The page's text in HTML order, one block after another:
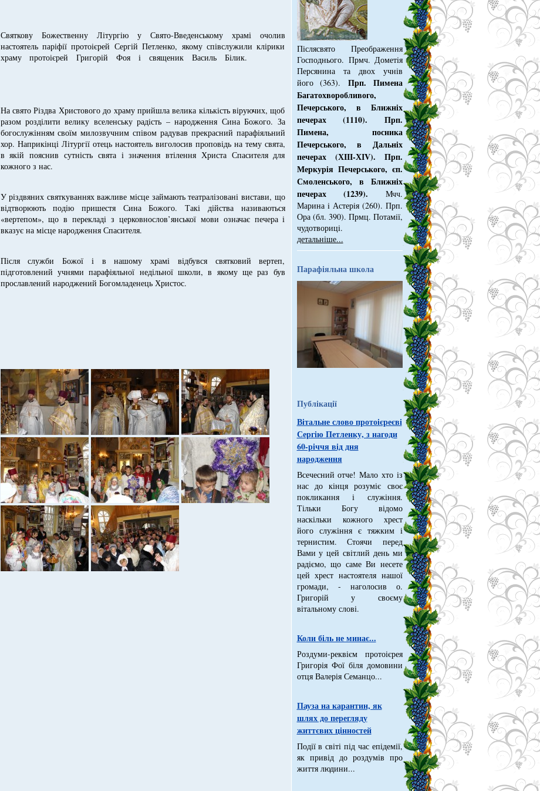
Святкову Божественну Літургію у Свято-Введенському храмі очолив
настоятель паріфії протоієрей Сергій Петленко, якому співслужили клірики
храму протоієрей Григорій Фоя і священик Василь Білик.
На свято Різдва Христового до храму прийшла велика кількість віруючих, щоб
разом розділити велику вселенську радість – народження Сина Божого. За
богослужінням своїм милозвучним співом радував прекрасний парафіяльний
хор. Наприкінці Літургії отець настоятель виголосив проповідь на тему свята,
в якій пояснив сутність свята і значення втілення Христа Спасителя для
кожного з нас.
У різдвяних святкуваннях важливе місце займають театралізовані вистави, що
відтворюють подію пришестя Сина Божого. Такі дійства називаються
«вертепом», що в перекладі з церковнослов’янської мови означає печера і
вказує на місце народження Спасителя.
Після служби Божої і в нашому храмі відбувся святковий вертеп,
підготовлений учнями парафіяльної недільної школи, в якому ще раз був
прославлений народжений Богомладенець Христос.
Післясвято Преображення
Господнього. Прмч. Дометiя
Персянина та двох учнiв
його (363). Прп. Пимена
Багатохворобливого,
Печерського, в Ближнiх
печерах (1110). Прп.
Пимена, посника
Печерського, в Дальнiх
печерах (ХІІІ-ХІV). Прп.
Меркурiя Печерського, єп.
Смоленського, в Ближнiх
печерах (1239). Мчч.
Марина i Астерiя (260). Прп.
Ора (бл. 390). Прмц. Потамiї,
чудотворицi.
детальніше...
Парафіяльна школа
Публікації
Вітальне слово протоієреєві
Сергію Петленку, з нагоди
60-річчя від дня
народження
Всечесний отче! Мало хто із
нас до кінця розуміє своє
покликання і служіння.
Тільки Богу відомо
наскільки кожного хрест
його служіння є тяжким і
тернистим. Стоячи перед
Вами у цей світлий день ми
радіємо, що саме Ви несете
цей хрест настоятеля нашої
громади, - наголосив о.
Григорій у своєму
вітальному слові.
Коли біль не минає...
Роздуми-реквієм протоієрея
Григорія Фої біля домовини
отця Валерія Семанцо...
Пауза на карантин, як
шлях до перегляду
життєвих цінностей
Події в світі під час епідемії,
як привід до роздумів про
життя людини...